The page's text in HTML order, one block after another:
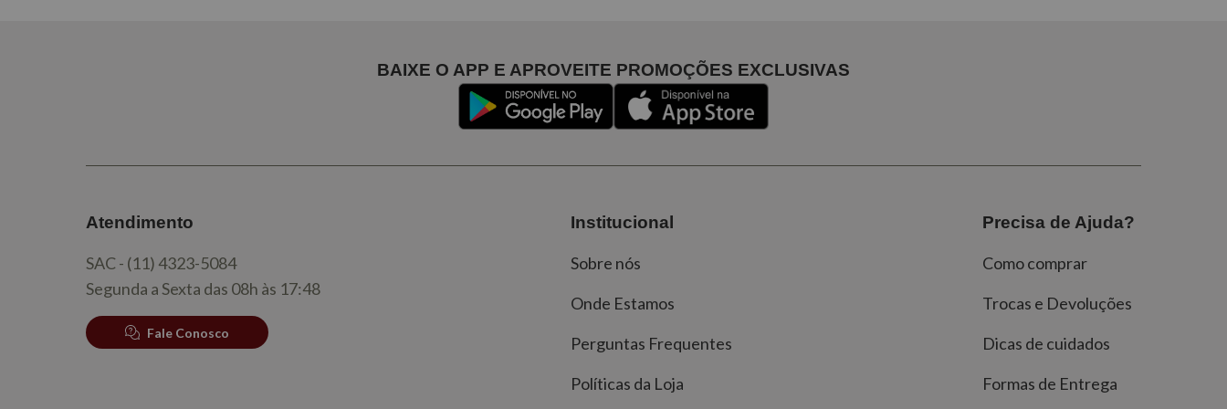
BAIXE O APP E APROVEITE PROMOÇÕES EXCLUSIVAS
Atendimento
SAC - (11) 4323-5084
Segunda a Sexta das 08h às 17:48
Fale Conosco
Institucional
Sobre nós
Onde Estamos
Perguntas Frequentes
Políticas da Loja
Precisa de Ajuda?
Como comprar
Trocas e Devoluções
Dicas de cuidados
Formas de Entrega